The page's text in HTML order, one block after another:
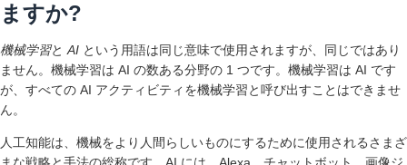
ますか?
機械学習と AI という用語は同じ意味で使用されますが、同じではあり
ません。機械学習は AI の数ある分野の 1 つです。機械学習は AI です
が、すべての AI アクティビティを機械学習と呼び出すことはできませ
ん。
人工知能は、機械をより人間らしいものにするために使用されるさまざ